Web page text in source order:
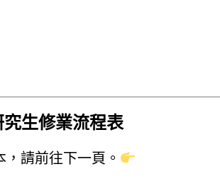
生修業流程表
請前往下一頁。